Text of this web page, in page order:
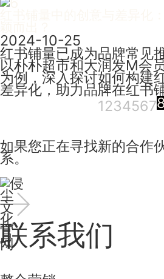
2024-10-25
红书铺量已成为品牌常见
以朴朴超市和大润发M会
为例，深入探讨如何构建
差异化，助力品牌在红书
12345678
如果您正在寻找新的合作
系。
联系我们